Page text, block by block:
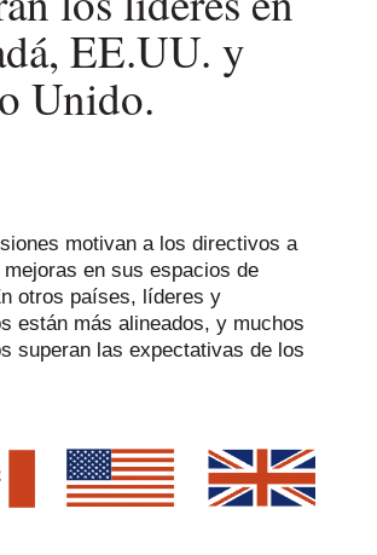
motivan a los directivos a
en sus espacios de
otros países, líderes y
están más alineados, y muchos
superan las expectativas de los
EE.UU. y
Unido.